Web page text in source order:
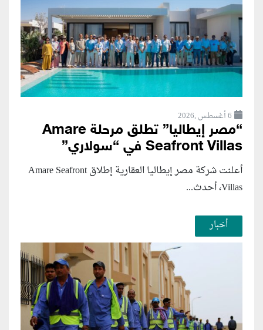
6 أغسطس ,2026
“مصر إيطاليا” تطلق مرحلة Amare
Seafront Villas في “سولاري”
أعلنت شركة مصر إيطاليا العقارية إطلاق Amare Seafront
Villas، أحدث...
أخبار